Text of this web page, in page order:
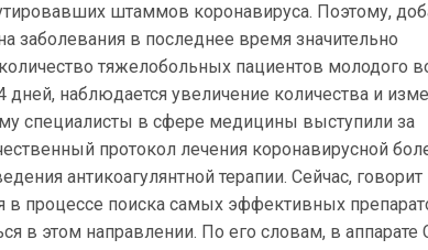
штаммов коронавируса. Поэтому,
заболевания в последнее время значительно
тяжелобольных пациентов молодого
дней, наблюдается увеличение количества и
специалисты в сфере медицины выступили за
протокол лечения коронавирусной
антикоагулянтной терапии. Сейчас, говорит
в процессе поиска самых эффективных
в этом направлении. По его словам, в